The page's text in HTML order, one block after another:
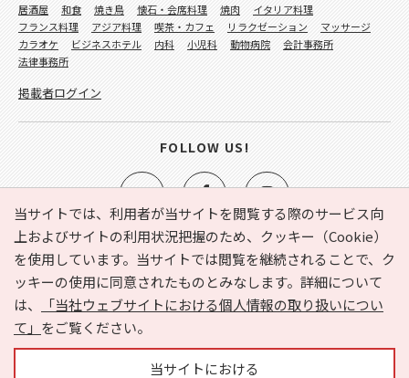
当サイトでは、利用者が当サイトを閲覧する際のサービス向
上およびサイトの利用状況把握のため、クッキー（Cookie）
を使用しています。当サイトでは閲覧を継続されることで、ク
ッキーの使用に同意されたものとみなします。詳細について
は、
「当社ウェブサイトにおける個人情報の取り扱いについ
て」 をご覧ください。
当サイトにおける
e-NAVITA（イーナビタ）とは？ お気に入り
ヘルプ
利用規約
個人情報の取り扱いについて
運営会社
サイトマップ
広告掲載に関するお問い合わせ
居酒屋 和食 焼き鳥 懐石・会席料理 焼肉
イタリア料理
フランス料理
アジア料理 喫茶・カフェ リラクゼーション
マッサージ
カラオケ
ビジネスホテル 内科 小児科 動物病院
会計事務所
法律事務所
掲載者ログイン
FOLLOW US!